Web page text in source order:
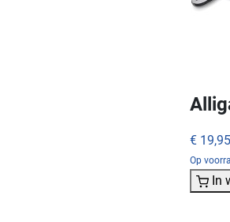
€
Op
In